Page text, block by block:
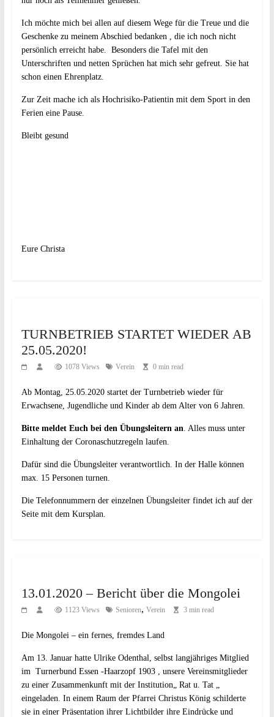
Ich möchte mich bei allen auf diesem Wege für die Treue und die
Geschenke zu meinem Abschied bedanken , die ich noch nicht
persönlich erreicht habe. Besonders die Tafel mit den
Unterschriften und netten Sprüchen hat mich sehr gefreut. Sie hat
schon einen Ehrenplatz.
Zur Zeit mache ich als Hochrisiko-Patientin mit dem Sport in den
Ferien eine Pause.
Bleibt gesund
Eure Christa
TURNBETRIEB STARTET WIEDER AB
25.05.2020!
1078 Views Verein 0 min read
Ab Montag, 25.05.2020 startet der Turnbetrieb wieder für
Erwachsene, Jugendliche und Kinder ab dem Alter von 6 Jahren.
Bitte meldet Euch bei den Übungsleitern an. Alles muss unter
Einhaltung der Coronaschutzregeln laufen.
Dafür sind die Übungsleiter verantwortlich. In der Halle können
max. 15 Personen turnen.
Die Telefonnummern der einzelnen Übungsleiter findet ich auf der
Seite mit dem Kursplan.
13.01.2020 – Bericht über die Mongolei
1123 Views Senioren, Verein 3 min read
Die Mongolei – ein fernes, fremdes Land
Am 13. Januar hatte Ulrike Odenthal, selbst langjähriges Mitglied
im Turnerbund Essen -Haarzopf 1903 , unsere Vereinsmitglieder
zu einer Zusammenkunft mit der Institution„ Rat u. Tat „
eingeladen. In einem Raum der Pfarrei Christus König schilderte
sie in einer Präsentation ihrer Lichtbilder ihre Eindrücke und